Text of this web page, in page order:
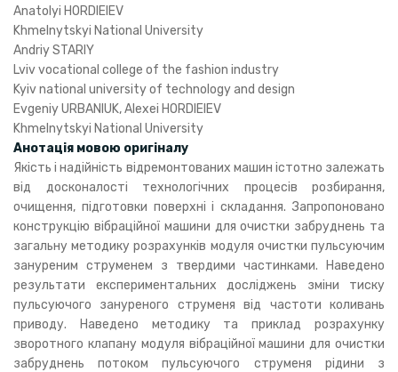
Anatolyi HORDIEIEV
Khmelnytskyi National University
Andriy STARIY
Lviv vocational college of the fashion industry
Kyiv national university of technology and design
Evgeniy URBANIUK, Alexei HORDIEIEV
Khmelnytskyi National University
Анотація мовою оригіналу
Якість і надійність відремонтованих машин істотно залежать
від досконалості технологічних процесів розбирання,
очищення, підготовки поверхні і складання. Запропоновано
конструкцію вібраційної машини для очистки забруднень та
загальну методику розрахунків модуля очистки пульсуючим
зануреним струменем з твердими частинками. Наведено
результати експериментальних досліджень зміни тиску
пульсуючого зануреного струменя від частоти коливань
приводу. Наведено методику та приклад розрахунку
зворотного клапану модуля вібраційної машини для очистки
забруднень потоком пульсуючого струменя рідини з